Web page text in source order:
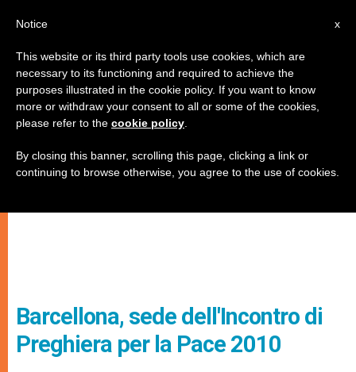
Barcellona, sede dell'Incontro di
Preghiera per la Pace 2010
x
Notice
This website or its third party tools use cookies, which are
necessary to its functioning and required to achieve the
purposes illustrated in the cookie policy. If you want to know
more or withdraw your consent to all or some of the cookies,
please refer to the cookie policy
By closing this banner, scrolling this page, clicking a link or
continuing to browse otherwise, you agree to the use of cookies.